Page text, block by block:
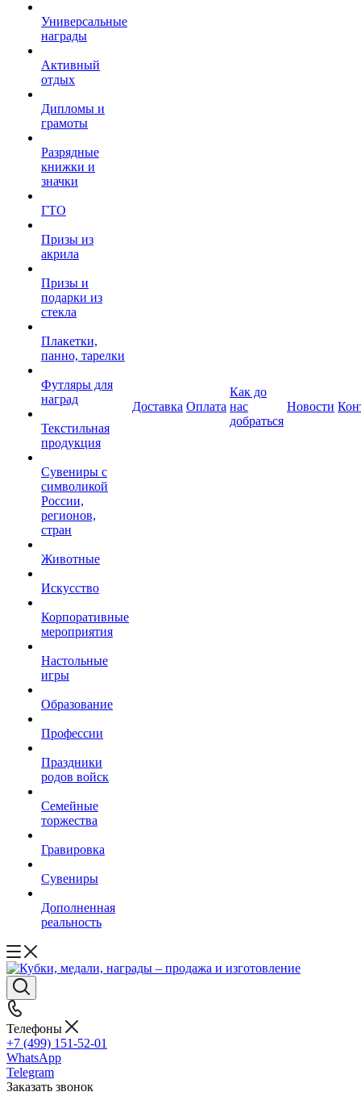
Универсальные
награды
Активный
отдых
Дипломы и
грамоты
Разрядные
книжки и
значки
ГТО
Призы из
акрила
Призы и
подарки из
стекла
Плакетки,
панно, тарелки
Футляры для
наград
Текстильная
продукция
Сувениры с
символикой
России,
регионов,
стран
Животные
Искусство
Корпоративные
мероприятия
Настольные
игры
Образование
Профессии
Праздники
родов войск
Семейные
торжества
Гравировка
Сувениры
Дополненная
реальность
Доставка Оплата
Как до
нас
добраться
Новости
Телефоны
+7 (499) 151-52-01
WhatsApp
Telegram
Заказать звонок